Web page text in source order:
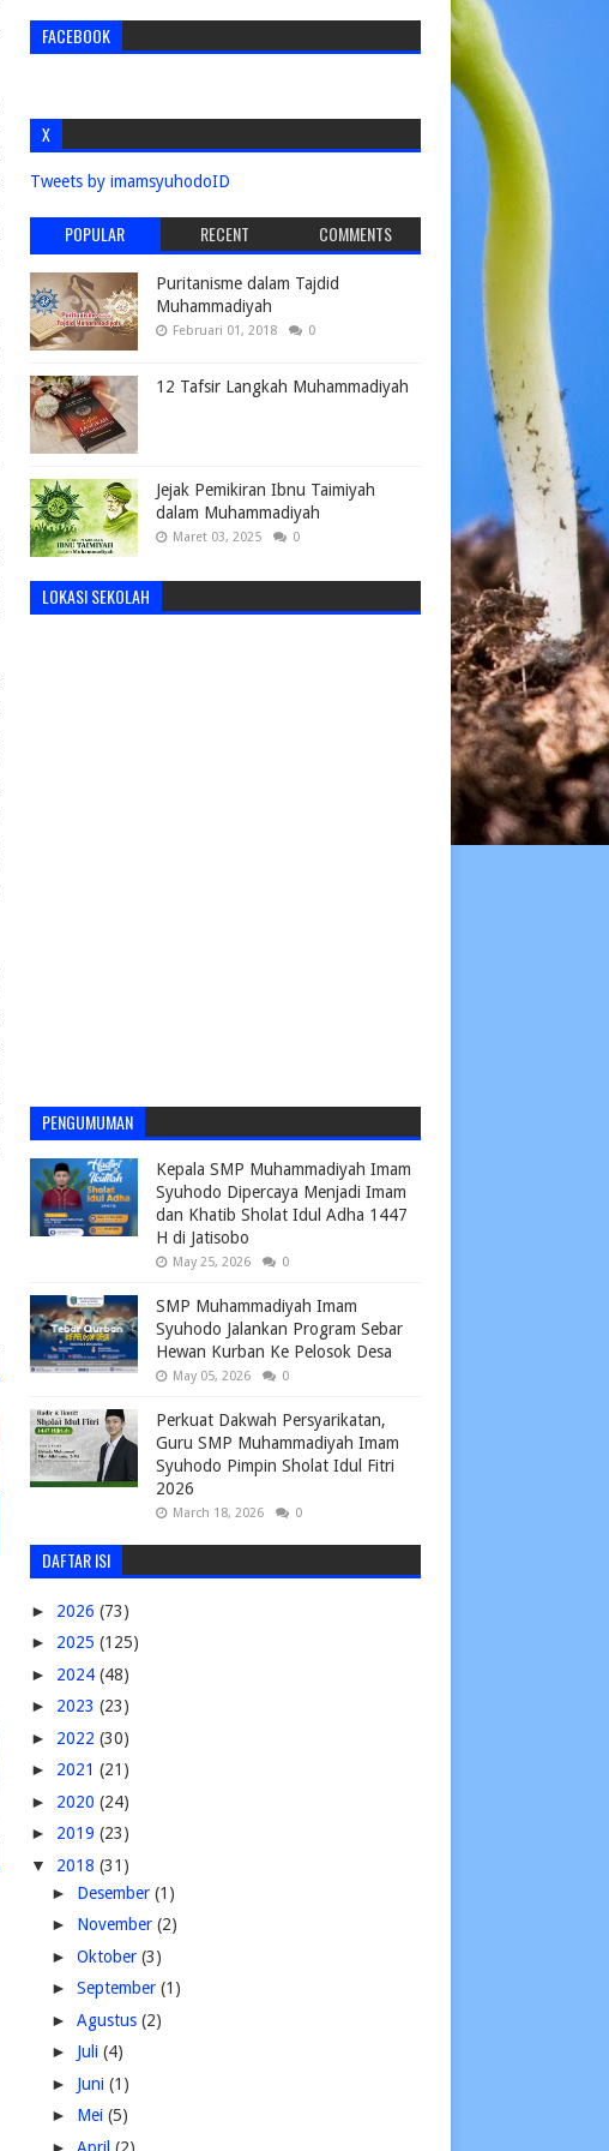
FACEBOOK
X
Tweets by imamsyuhodoID
POPULAR RECENT COMMENTS
Puritanisme dalam Tajdid
Muhammadiyah
Februari 01, 2018 0
12 Tafsir Langkah Muhammadiyah
Jejak Pemikiran Ibnu Taimiyah
dalam Muhammadiyah
Maret 03, 2025 0
LOKASI SEKOLAH
PENGUMUMAN
Kepala SMP Muhammadiyah Imam
Syuhodo Dipercaya Menjadi Imam
dan Khatib Sholat Idul Adha 1447
H di Jatisobo
May 25, 2026 0
SMP Muhammadiyah Imam
Syuhodo Jalankan Program Sebar
Hewan Kurban Ke Pelosok Desa
May 05, 2026 0
Perkuat Dakwah Persyarikatan,
Guru SMP Muhammadiyah Imam
Syuhodo Pimpin Sholat Idul Fitri
2026
March 18, 2026 0
DAFTAR ISI
► 2026 (73)
► 2025 (125)
► 2024 (48)
► 2023 (23)
► 2022 (30)
► 2021 (21)
► 2020 (24)
► 2019 (23)
▼ 2018 (31)
► Desember (1)
► November (2)
► Oktober (3)
► September (1)
► Agustus (2)
► Juli (4)
► Juni (1)
► Mei (5)
► April (2)